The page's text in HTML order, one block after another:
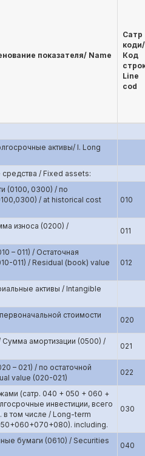
показателя/ Name
Сатр
коди/
Код
Line
cod
активы/ I. Long
/ Fixed assets:
(0100, 0300) / по
/ at historical cost
010
износа (0200) /
011
– 011) / Остаточная
011) / Residual (book) value
012
активы / Intangible
стоимости
020
амортизации (0500) /
021
– 021) / по остаточной
value (020-021)
022
жами (сатр. 040 + 050 + 060 +
инвестиции, всего
том числе / Long-term
including.
030
бумаги (0610) / Securities
040